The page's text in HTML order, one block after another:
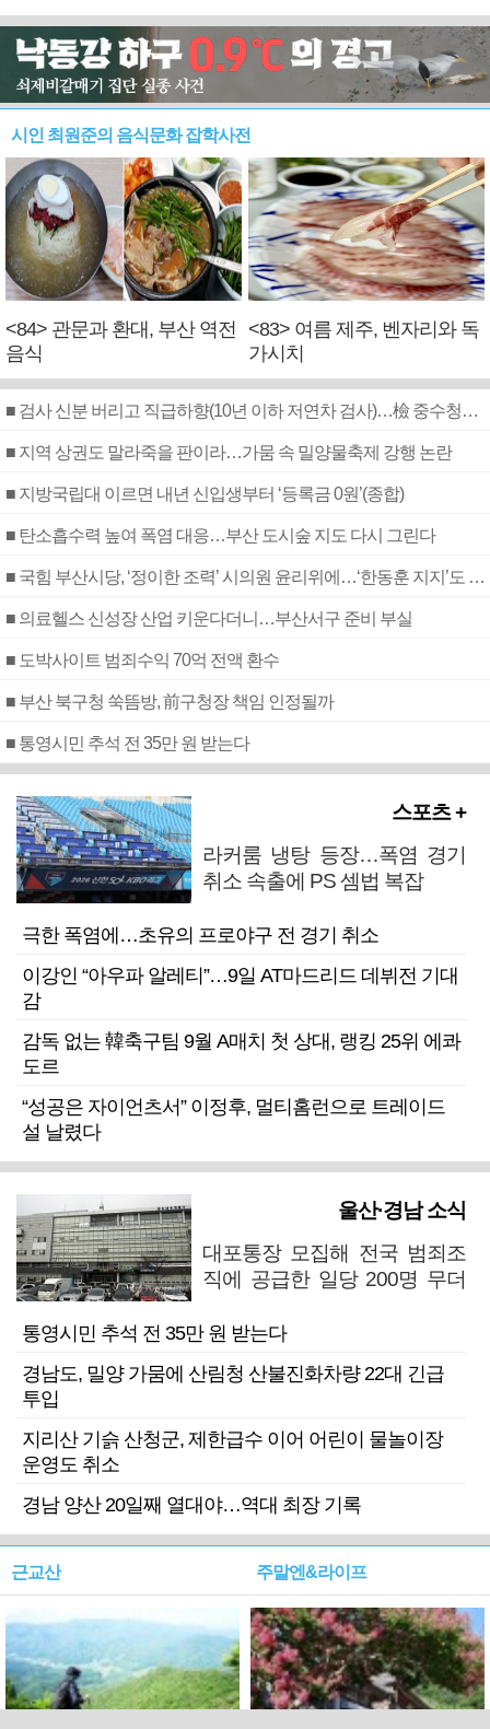
시인 최원준의 음식문화 잡학사전
<84> 관문과 환대, 부산 역전
음식
<83> 여름 제주, 벤자리와 독
가시치
■ 검사 신분 버리고 직급하향(10년 이하 저연차 검사)…檢 중수청행 기피
■ 지역 상권도 말라죽을 판이라…가뭄 속 밀양물축제 강행 논란
■ 지방국립대 이르면 내년 신입생부터 ‘등록금 0원’(종합)
■ 탄소흡수력 높여 폭염 대응…부산 도시숲 지도 다시 그린다
■ 국힘 부산시당, ‘정이한 조력’ 시의원 윤리위에…‘한동훈 지지’도 신고접수
■ 의료헬스 신성장 산업 키운다더니…부산서구 준비 부실
■ 도박사이트 범죄수익 70억 전액 환수
■ 부산 북구청 쑥뜸방, 前구청장 책임 인정될까
■ 통영시민 추석 전 35만 원 받는다
스포츠 +
라커룸 냉탕 등장…폭염 경기
취소 속출에 PS 셈법 복잡
극한 폭염에…초유의 프로야구 전 경기 취소
이강인 “아우파 알레티”…9일 AT마드리드 데뷔전 기대
감
감독 없는 韓축구팀 9월 A매치 첫 상대, 랭킹 25위 에콰
도르
“성공은 자이언츠서” 이정후, 멀티홈런으로 트레이드
설 날렸다
울산·경남 소식
대포통장 모집해 전국 범죄조
직에 공급한 일당 200명 무더
통영시민 추석 전 35만 원 받는다
경남도, 밀양 가뭄에 산림청 산불진화차량 22대 긴급
투입
지리산 기슭 산청군, 제한급수 이어 어린이 물놀이장
운영도 취소
경남 양산 20일째 열대야…역대 최장 기록
근교산 주말엔&라이프